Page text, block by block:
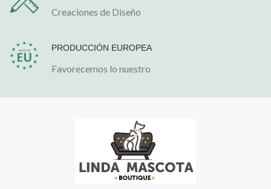
Creaciones de Diseño
PRODUCCIÓN EUROPEA
Favorecemos lo nuestro